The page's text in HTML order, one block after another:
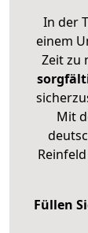
In der
einem
Zeit zu
Mit
Füllen